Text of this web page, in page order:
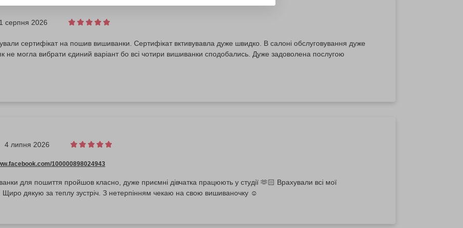
1 серпня 2026
сертифікат на пошив вишиванки. Сертифікат вктивувавла дуже швидко. В салоні обслуговування дуже
не могла вибрати єдиний варіант бо всі чотири вишиванки сподобались. Дуже задоволена послугою
4 липня 2026
100000898024943
для пошиття пройшов класно, дуже приємні дівчатка працюють у студії 🫶🏻 Врахували всі мої
дякую за теплу зустріч. З нетерпінням чекаю на свою вишиваночку ☺️